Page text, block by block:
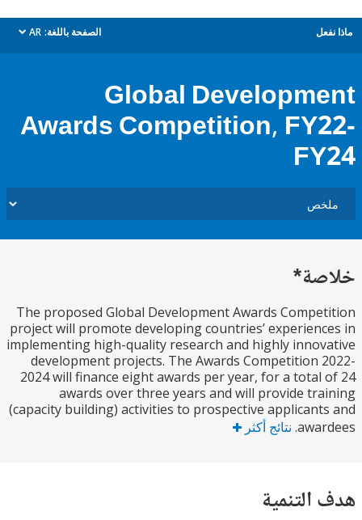
الصفحة باللغة: AR
dropdown
Global
Awards Competition,
The proposed Global Development Awards
project will promote developing countries’
implementing high-quality research and highly
development projects. The Awards Competition
2024 will finance eight awards per year, for a
awards over three years and will provide
(capacity building) activities to prospective
نتائج أكثر